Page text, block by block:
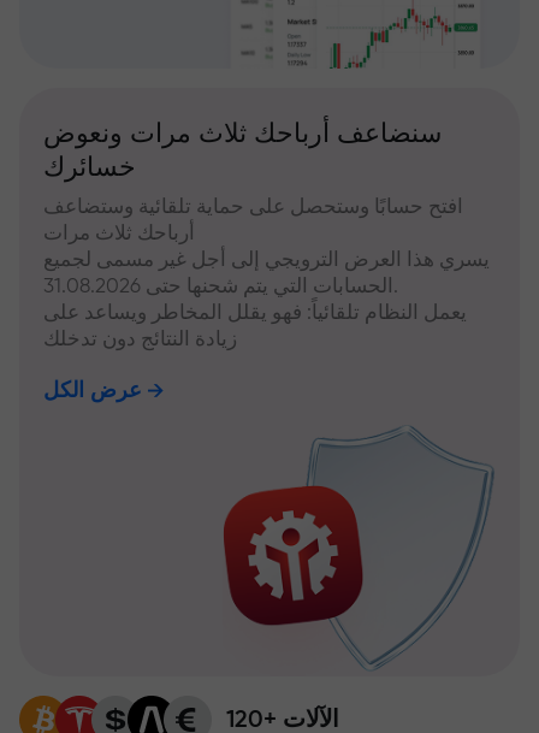
سنضاعف أرباحك ثلاث مرات ونعوض
خسائرك
افتح حسابًا وستحصل على حماية تلقائية وستضاعف
أرباحك ثلاث مرات
يسري هذا العرض الترويجي إلى أجل غير مسمى لجميع
الحسابات التي يتم شحنها حتى 31.08.2026.
يعمل النظام تلقائياً: فهو يقلل المخاطر ويساعد على
زيادة النتائج دون تدخلك
عرض الكل
120+ الآلات